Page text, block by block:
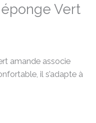
Vert
amande associe
il s’adapte à